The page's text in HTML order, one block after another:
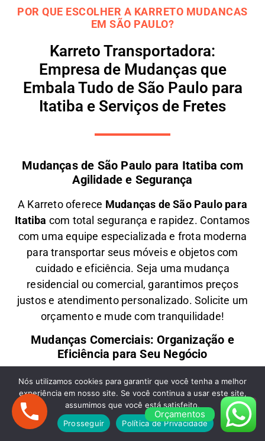
POR QUE ESCOLHER A KARRETO MUDANCAS
EM SÃO PAULO?
Karreto Transportadora:
Empresa de Mudanças que
Embala Tudo de São Paulo para
Itatiba e Serviços de Fretes
Mudanças de São Paulo para Itatiba com
Agilidade e Segurança
A Karretooferece Mudanças de São Paulo para
Itatiba com total segurança e rapidez. Contamos
com uma equipe especializada e frota moderna
para transportar seus móveis e objetos com
cuidado e eficiência. Seja uma mudança
residencial ou comercial , garantimos preços
justos e atendimento personalizado. Solicite um
orçamento e mude com tranquilidade!
Mudanças Comerciais: Organização e
Eficiência para Seu Negócio
Precisa de uma Mudança Comercialde São
Paulo para Itatiba? AKarretocuida de toda a
logística paraescritórios, lojas e empresas,
minimizando impactos e garantindoagilidade na
Orçamentos
Nós utilizamos cookies para garantir que você tenha a melhor
experiência em nosso site. Se você continua a usar este site,
assumimos que você está satisfeito.
Prosseguir
Política de Privacidade